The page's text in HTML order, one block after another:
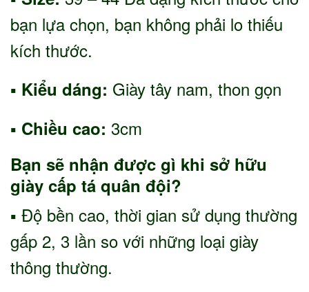
bạn lựa chọn, bạn không phải lo thiếu
kích thước.
▪ Kiểu dáng: Giày tây nam, thon gọn
▪ Chiều cao: 3cm
Bạn sẽ nhận được gì khi sở hữu
giày cấp tá quân đội?
▪ Độ bền cao, thời gian sử dụng thường
gấp 2, 3 lần so với những loại giày
thông thường.